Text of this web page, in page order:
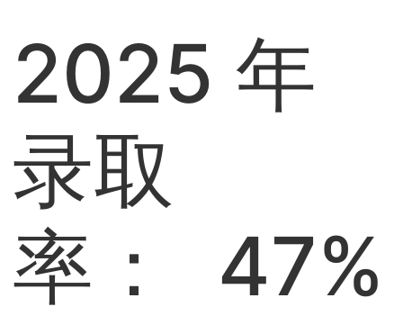
2025 年
录取
率： 47%